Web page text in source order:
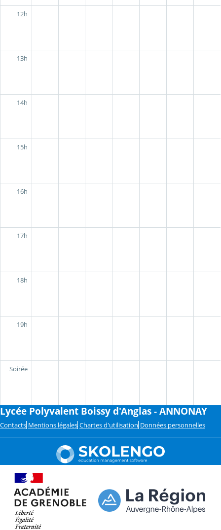
12h
13h
14h
15h
16h
17h
18h
19h
Soirée
Lycée Polyvalent Boissy d'Anglas - ANNONAY
Contacts Mentions légales Chartes d'utilisation Données personnelles